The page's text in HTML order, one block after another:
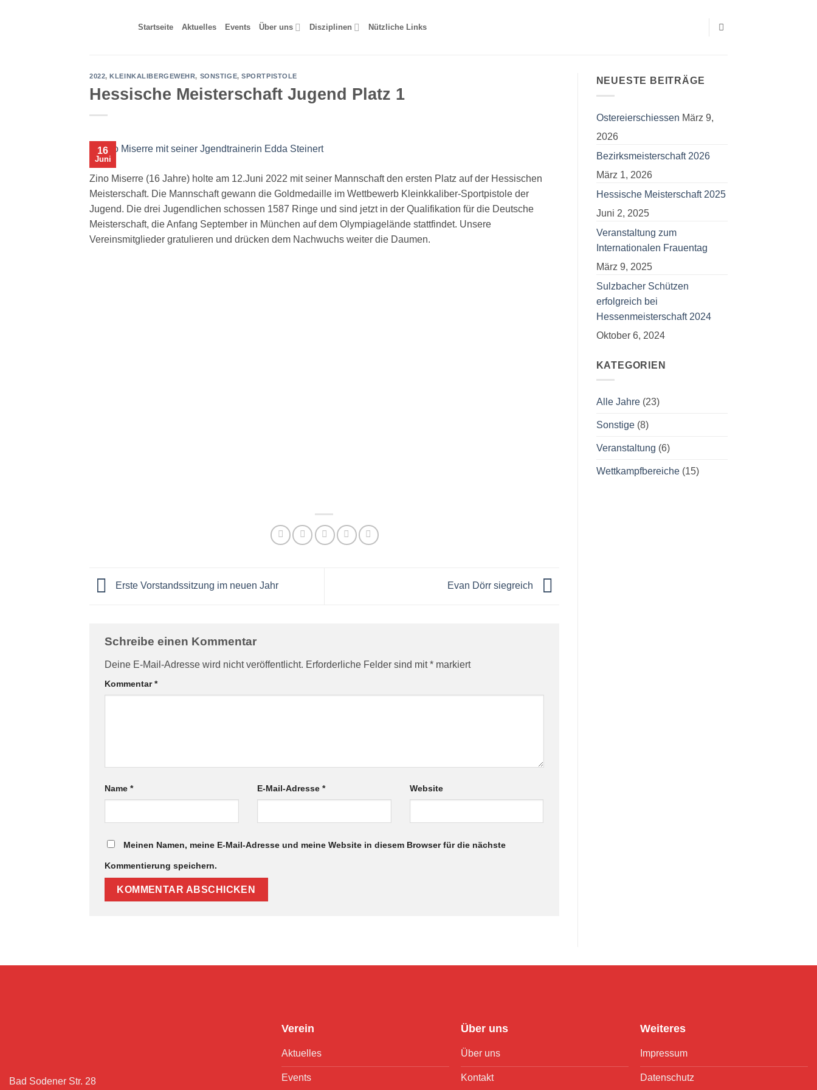
Startseite Aktuelles Events Über uns Disziplinen Nützliche Links
2022,KLEINKALIBERGEWEHR, SONSTIGE,SPORTPISTOLE
Hessische Meisterschaft Jugend Platz 1
16
Juni
Zino Miserre (16 Jahre) holte am 12.Juni 2022 mit seiner Mannschaft den ersten Platz auf der Hessischen
Meisterschaft. Die Mannschaft gewann die Goldmedaille im Wettbewerb Kleinkkaliber-Sportpistole der
Jugend. Die drei Jugendlichen schossen 1587 Ringe und sind jetzt in der Qualifikation für die Deutsche
Meisterschaft, die Anfang September in München auf dem Olympiagelände stattfindet. Unsere
Vereinsmitglieder gratulieren und drücken dem Nachwuchs weiter die Daumen.
Erste Vorstandssitzung im neuen Jahr Evan Dörr siegreich
Schreibe einen Kommentar
Deine E-Mail-Adresse wird nicht veröffentlicht. Erforderliche Felder sind mit* markiert
Kommentar*
Name * E-Mail-Adresse * Website
Meinen Namen, meine E-Mail-Adresse und meine Website in diesem Browser für die nächste
Kommentierung speichern.
NEUESTE BEITRÄGE
Ostereierschiessen März 9,
2026
Bezirksmeisterschaft 2026
März 1, 2026
Hessische Meisterschaft 2025
Juni 2, 2025
Veranstaltung zum
Internationalen Frauentag
März 9, 2025
Sulzbacher Schützen
erfolgreich bei
Hessenmeisterschaft 2024
Oktober 6, 2024
KATEGORIEN
Alle Jahre(23)
Sonstige(8)
Veranstaltung (6)
Wettkampfbereiche(15)
Bad Sodener Str. 28
Verein
Aktuelles
Events
Über uns
Über uns
Kontakt
Weiteres
Impressum
Datenschutz